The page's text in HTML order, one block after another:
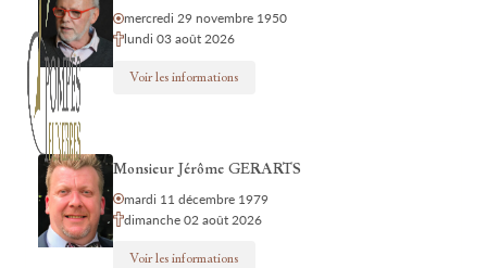
mercredi 29 novembre 1950
lundi 03 août 2026
Voir les informations
Monsieur Jérôme GERARTS
mardi 11 décembre 1979
dimanche 02 août 2026
Voir les informations